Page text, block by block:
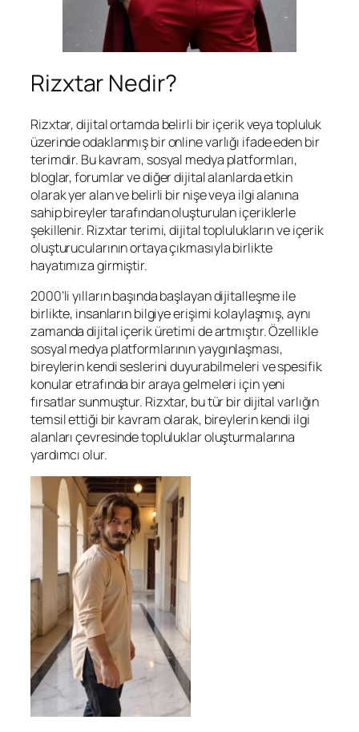
Rizxtar Nedir?
Rizxtar, dijital ortamda belirli bir içerik veya topluluk
üzerinde odaklanmış bir online varlığı ifade eden bir
terimdir. Bu kavram, sosyal medya platformları,
bloglar, forumlar ve diğer dijital alanlarda etkin
olarak yer alan ve belirli bir nişe veya ilgi alanına
sahip bireyler tarafından oluşturulan içeriklerle
şekillenir. Rizxtar terimi, dijital toplulukların ve içerik
oluşturucularının ortaya çıkmasıyla birlikte
hayatımıza girmiştir.
2000’li yılların başında başlayan dijitalleşme ile
birlikte, insanların bilgiye erişimi kolaylaşmış, aynı
zamanda dijital içerik üretimi de artmıştır. Özellikle
sosyal medya platformlarının yaygınlaşması,
bireylerin kendi seslerini duyurabilmeleri ve spesifik
konular etrafında bir araya gelmeleri için yeni
fırsatlar sunmuştur. Rizxtar, bu tür bir dijital varlığın
temsil ettiği bir kavram olarak, bireylerin kendi ilgi
alanları çevresinde topluluklar oluşturmalarına
yardımcı olur.